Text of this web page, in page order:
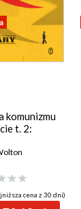
komunizmu
t. 2:
cena z 30 dni)